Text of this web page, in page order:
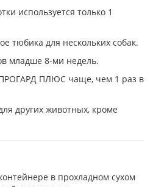
используется только 1
тюбика для нескольких собак.
младше 8-ми недель.
ПЛЮС чаще, чем 1 раз в
других животных, кроме
в прохладном сухом